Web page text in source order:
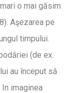
o mai găsim
Aşezarea pe
timpului.
(de ex.
au început să
imaginea